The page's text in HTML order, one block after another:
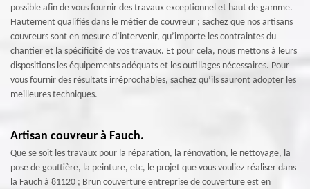
possible afin de vous fournir des travaux exceptionnel et haut de gamme.
Hautement qualifiés dans le métier de couvreur ; sachez que nos artisans
couvreurs sont en mesure d’intervenir, qu’importe les contraintes du
chantier et la spécificité de vos travaux. Et pour cela, nous mettons à leurs
dispositions les équipements adéquats et les outillages nécessaires. Pour
vous fournir des résultats irréprochables, sachez qu’ils sauront adopter les
meilleures techniques.
Artisan couvreur à Fauch.
Que se soit les travaux pour la réparation, la rénovation, le nettoyage, la
pose de gouttière, la peinture, etc, le projet que vous vouliez réaliser dans
la Fauch à 81120 ; Brun couverture entreprise de couverture est en